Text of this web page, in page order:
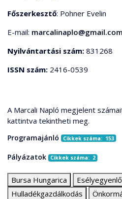
Főszerkesztő: Pohner Evelin
E-mail: marcalinaplo@gmail.com
Nyilvántartási szám: 831268
ISSN szám: 2416-0539
A Marcali Napló megjelent
kattintva tekintheti meg.
Programajánló Cikkek száma: 153
Pályázatok Cikkek száma: 2
Bursa Hungarica
Hulladékgazdálkodás